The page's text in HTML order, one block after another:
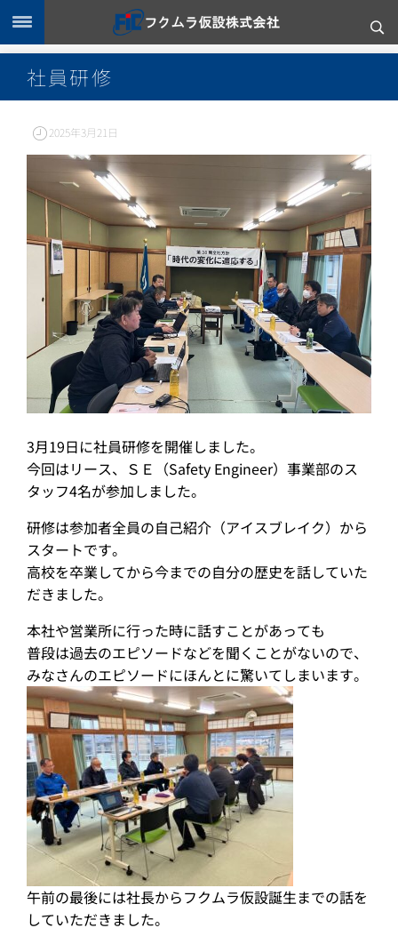
社員研修
2025年3月21日
3月19日に社員研修を開催しました。
今回はリース、ＳＥ（Safety Engineer）事業部のス
タッフ4名が参加しました。
研修は参加者全員の自己紹介（アイスブレイク）から
スタートです。
高校を卒業してから今までの自分の歴史を話していた
だきました。
本社や営業所に行った時に話すことがあっても
普段は過去のエピソードなどを聞くことがないので、
みなさんのエピソードにほんとに驚いてしまいます。
午前の最後には社長からフクムラ仮設誕生までの話を
していただきました。